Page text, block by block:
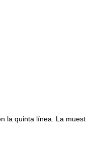
la quinta línea. La